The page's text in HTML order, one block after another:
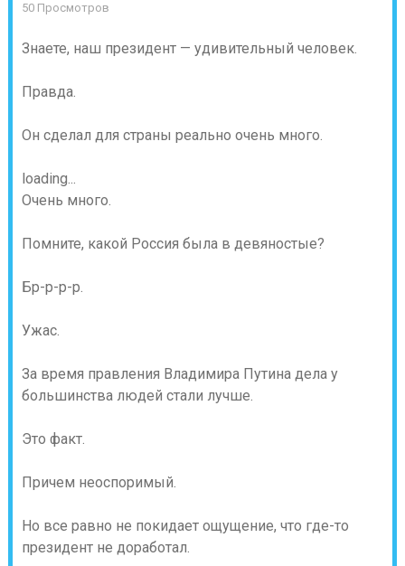
50 Просмотров
Знаете, наш президент — удивительный человек.
Правда.
Он сделал для страны реально очень много.
loading...
Очень много.
Помните, какой Россия была в девяностые?
Бр-р-р-р.
Ужас.
За время правления Владимира Путина дела у
большинства людей стали лучше.
Это факт.
Причем неоспоримый.
Но все равно не покидает ощущение, что где-то
президент не доработал.